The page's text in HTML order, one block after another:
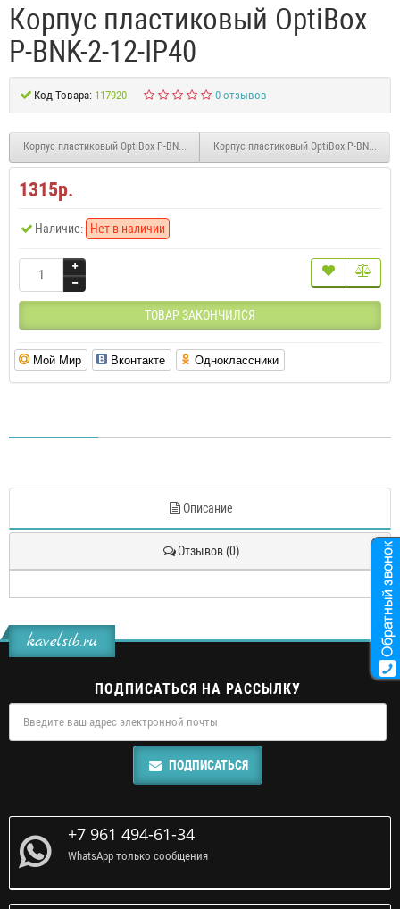
Корпус пластиковый OptiBox
P-BNK-2-12-IP40
Код Товара: 117920 0 отзывов
Корпус пластиковый OptiBox P-BNK-2-24-IP40Корпус пластиковый OptiBox P-BNN-2-
1315р.
Наличие: Нет в наличии
ТОВАР ЗАКОНЧИЛСЯ
Мой Мир Вконтакте Одноклассники
Описание
Отзывов (0)
kavelsib.ru
ПОДПИСАТЬСЯ НА РАССЫЛКУ
ПОДПИСАТЬСЯ
+7 961 494-61-34
WhatsApp только сообщения